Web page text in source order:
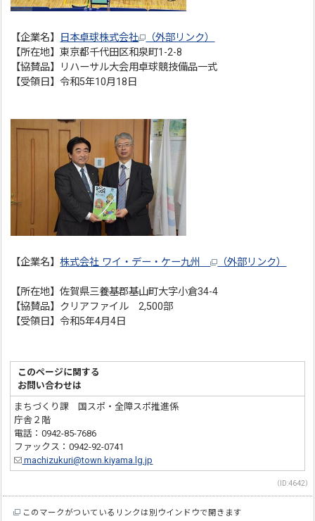
【企業名】 日本卓球株式会社
（外部リンク）
【所在地】東京都千代田区和泉町1-2-8
【協賛品】リハーサル大会用卓球競技備品一式
【受領日】令和5年10月18日
【企業名】株式会社 ワイ・デー・ケー九州 （外部リンク）
【所在地】佐賀県三養基郡基山町大字小倉34-4
【協賛品】クリアファイル 2,500部
【受領日】令和5年4月4日
このページに関する
お問い合わせは
まちづくり課 国スポ・全障スポ推進係
庁舎２階
電話：0942-85-7686
ファックス：0942-92-0741
machizukuri@town.kiyama.lg.jp
（ID:4642）
このマークがついているリンクは別ウインドウで開きます